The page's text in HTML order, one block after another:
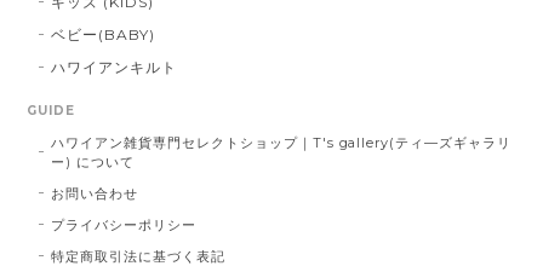
ベビー(BABY)
ハワイアンキルト
GUIDE
ハワイアン雑貨専門セレクトショップ｜T's gallery(ティ―ズギャラリ
ー) について
お問い合わせ
プライバシーポリシー
特定商取引法に基づく表記